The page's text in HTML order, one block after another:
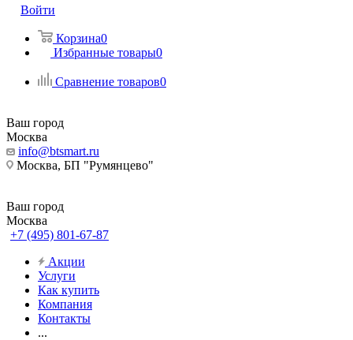
Войти
Корзина0
Избранные товары0
Сравнение товаров0
Ваш город
Москва
info@btsmart.ru
Москва, БП "Румянцево"
Ваш город
Москва
+7 (495) 801-67-87
Акции
Услуги
Как купить
Компания
Контакты
...